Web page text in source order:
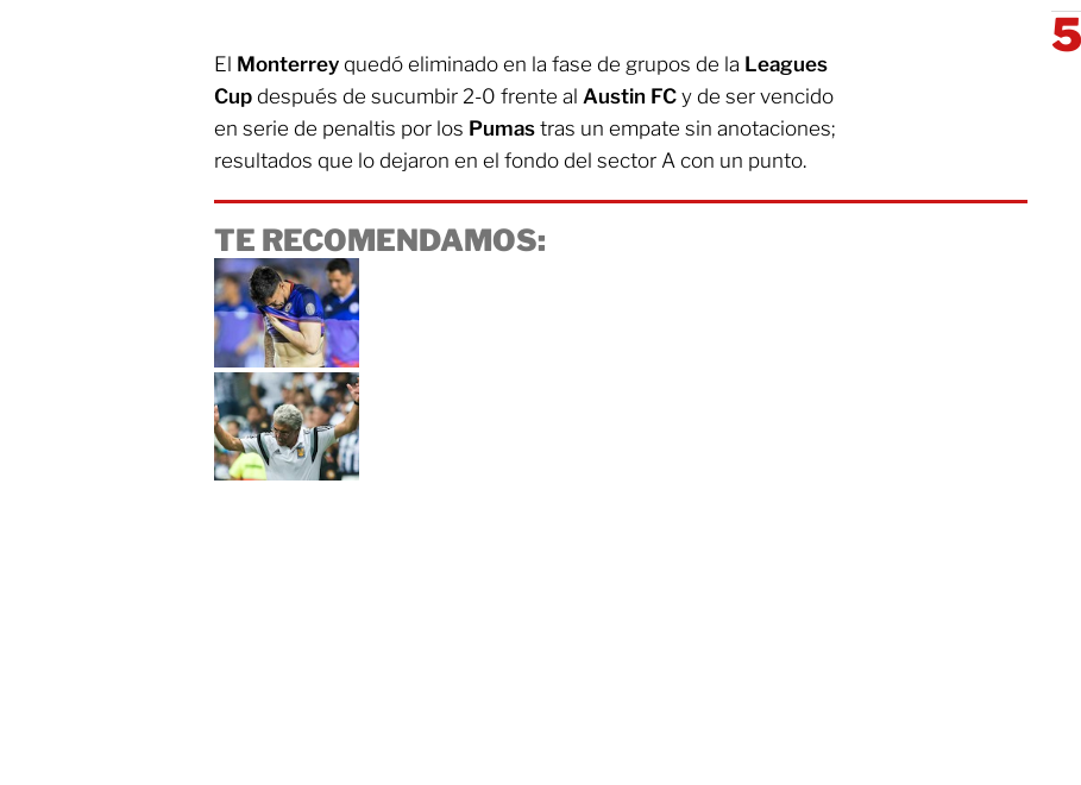
El Monterrey quedó eliminado en la fase de grupos de la Leagues
Cup después de sucumbir 2-0 frente al Austin FC y de ser vencido
en serie de penaltis por los Pumas tras un empate sin anotaciones;
resultados que lo dejaron en el fondo del sector A con un punto.
TE RECOMENDAMOS: